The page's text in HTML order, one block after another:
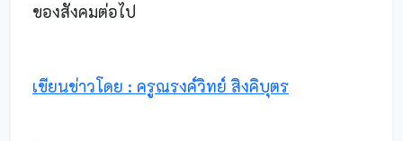
ของสังคมต่อไป
เขียนข่าวโดย : ครูณรงค์วิทย์ สิงคิบุตร